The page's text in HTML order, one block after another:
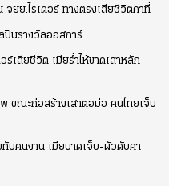
ยย.ไรเดอร์ ทางตรงเสียชีวิตคาที่
ปินรางวัลออสการ์
เสียชีวิต เมียร่ำไห้ขาดเสาหลัก
ขณะก่อสร้างเสาตอม่อ คนไทยเจ็บ
บคนงาน เมียบาดเจ็บ-ผัวดับคา